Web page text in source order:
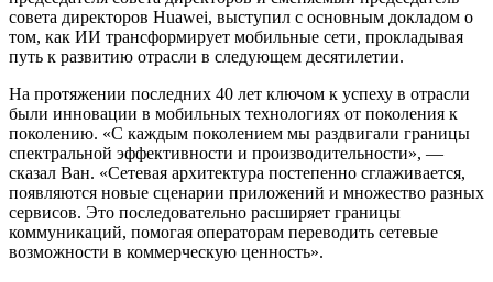
совета директоров Huawei, выступил с основным докладом о
том, как ИИ трансформирует мобильные сети, прокладывая
путь к развитию отрасли в следующем десятилетии.
На протяжении последних 40 лет ключом к успеху в отрасли
были инновации в мобильных технологиях от поколения к
поколению. «С каждым поколением мы раздвигали границы
спектральной эффективности и производительности», —
сказал Ван. «Сетевая архитектура постепенно сглаживается,
появляются новые сценарии приложений и множество разных
сервисов. Это последовательно расширяет границы
коммуникаций, помогая операторам переводить сетевые
возможности в коммерческую ценность».